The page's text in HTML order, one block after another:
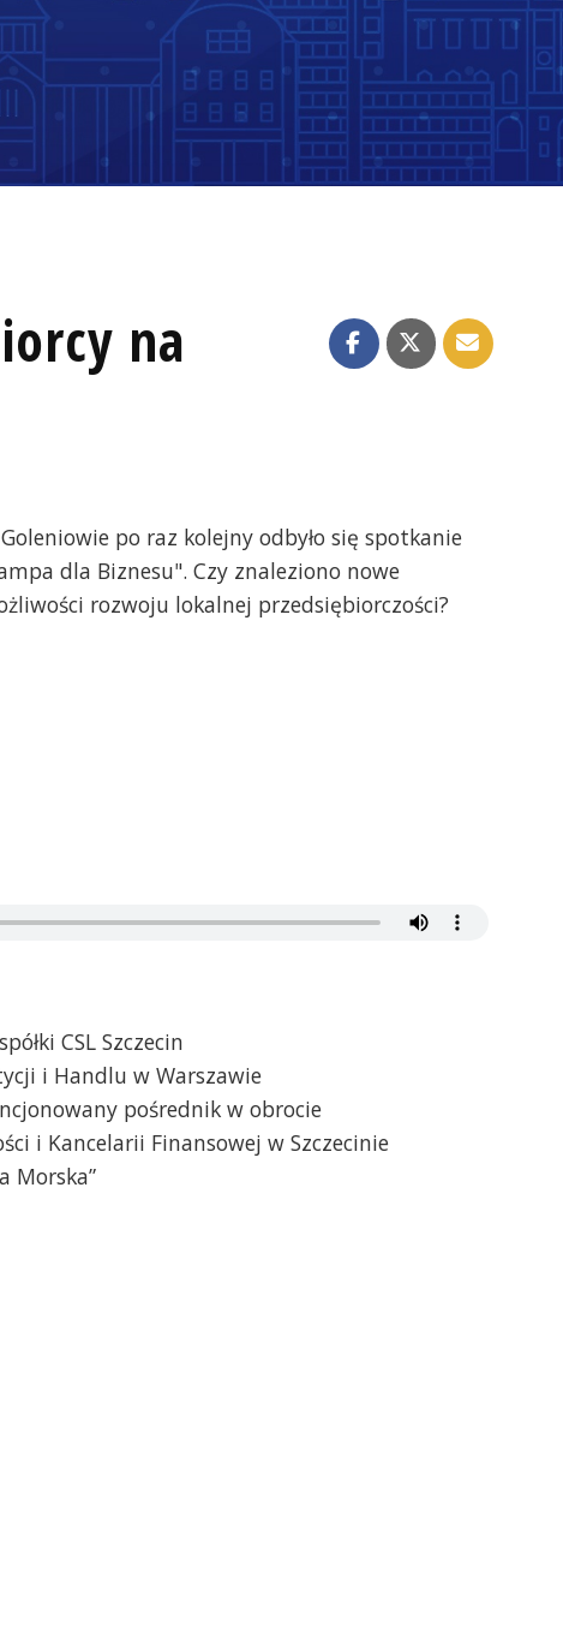
na
po raz kolejny odbyło się spotkanie
dla Biznesu". Czy znaleziono nowe
rozwoju lokalnej przedsiębiorczości?
CSL Szczecin
i Handlu w Warszawie
pośrednik w obrocie
i Kancelarii Finansowej w Szczecinie
Morska”